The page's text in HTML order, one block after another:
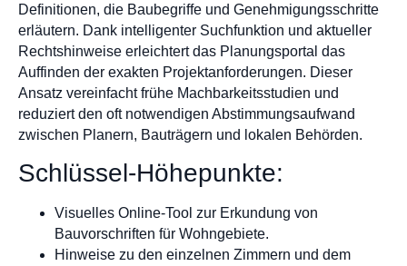
Definitionen, die Baubegriffe und Genehmigungsschritte
erläutern. Dank intelligenter Suchfunktion und aktueller
Rechtshinweise erleichtert das Planungsportal das
Auffinden der exakten Projektanforderungen. Dieser
Ansatz vereinfacht frühe Machbarkeitsstudien und
reduziert den oft notwendigen Abstimmungsaufwand
zwischen Planern, Bauträgern und lokalen Behörden.
Schlüssel-Höhepunkte:
Visuelles Online-Tool zur Erkundung von
Bauvorschriften für Wohngebiete.
Hinweise zu den einzelnen Zimmern und dem